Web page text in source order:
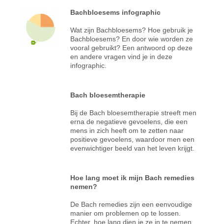
Bachbloesems infographic
Wat zijn Bachbloesems? Hoe gebruik je
Bachbloesems? En door wie worden ze
vooral gebruikt? Een antwoord op deze
en andere vragen vind je in deze
infographic.
Bach bloesemtherapie
Bij de Bach bloesemtherapie streeft men
erna de negatieve gevoelens, die een
mens in zich heeft om te zetten naar
positieve gevoelens, waardoor men een
evenwichtiger beeld van het leven krijgt.
Hoe lang moet ik mijn Bach remedies
nemen?
De Bach remedies zijn een eenvoudige
manier om problemen op te lossen.
Echter, hoe lang dien je ze in te nemen